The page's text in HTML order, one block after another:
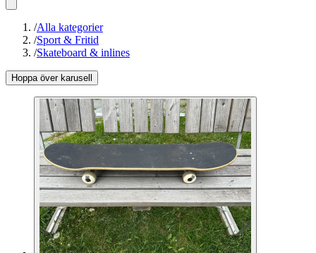
/Alla kategorier
/Sport & Fritid
/Skateboard & inlines
Hoppa över karusell